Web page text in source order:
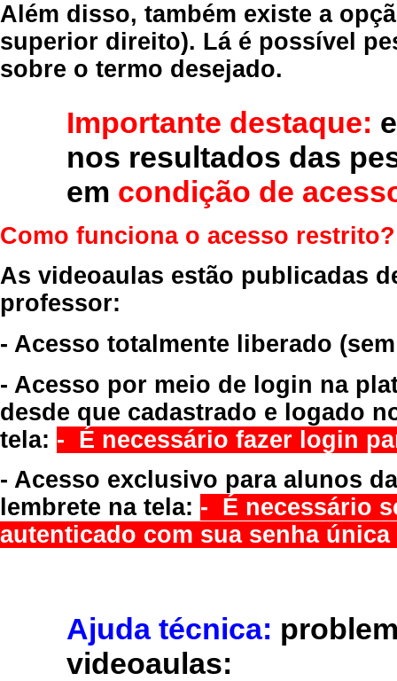
Além disso, também existe a
superior direito). Lá é possível
sobre o termo desejado.
Importante destaque:
nos resultados das
em condição de
Como funciona o acesso restrito?
As videoaulas estão publicadas
professor:
- Acesso totalmente liberado
- Acesso por meio de login na
desde que cadastrado e logado
tela: - É necessário fazer login
- Acesso exclusivo para alunos
lembrete na tela: - É necessário
autenticado com sua senha
Ajuda técnica:
videoaulas: